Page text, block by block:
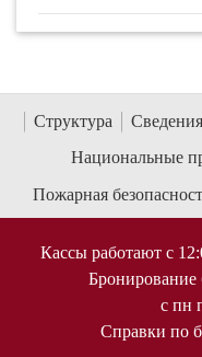
Структура
Национальные
Пожарная
Кассы работают с
Бронирование
с пн
Справки по